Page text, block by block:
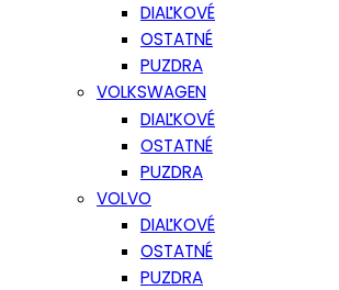
DIAĽKOVÉ
OSTATNÉ
PUZDRA
VOLKSWAGEN
DIAĽKOVÉ
OSTATNÉ
PUZDRA
VOLVO
DIAĽKOVÉ
OSTATNÉ
PUZDRA